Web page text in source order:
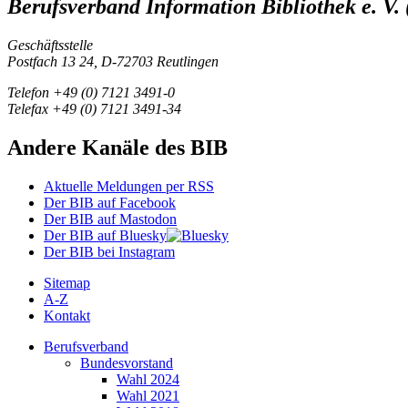
Berufsverband Information Bibliothek e. V.
Geschäftsstelle
Postfach 13 24, D-72703 Reutlingen
Telefon +49 (0) 7121 3491-0
Telefax +49 (0) 7121 3491-34
Andere Kanäle des BIB
Aktuelle Meldungen per RSS
Der BIB auf Facebook
Der BIB auf Mastodon
Der BIB auf Bluesky
Der BIB bei Instagram
Sitemap
A-Z
Kontakt
Berufsverband
Bundesvorstand
Wahl 2024
Wahl 2021